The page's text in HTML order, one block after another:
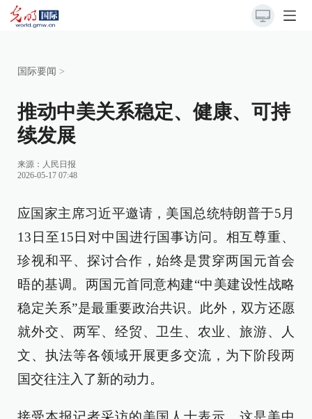
国际要闻 >
推动中美关系稳定、健康、可持
续发展
来源： 人民日报
2026-05-17 07:48
应国家主席习近平邀请，美国总统特朗普于5月
13日至15日对中国进行国事访问。相互尊重、
珍视和平、探讨合作，始终是贯穿两国元首会
晤的基调。两国元首同意构建“中美建设性战略
稳定关系”是最重要政治共识。此外，双方还愿
就外交、两军、经贸、卫生、农业、旅游、人
文、执法等各领域开展更多交流，为下阶段两
国交往注入了新的动力。